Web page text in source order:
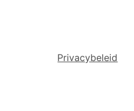
Privacybeleid